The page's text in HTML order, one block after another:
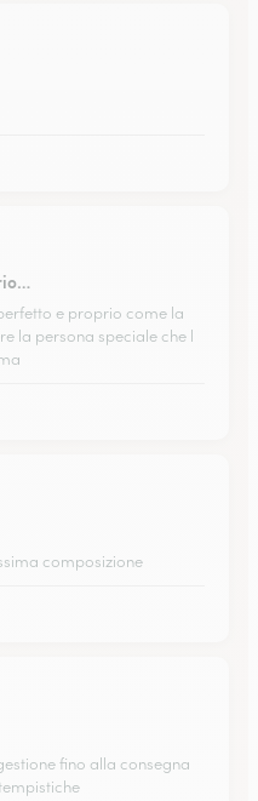
e proprio come la
la persona speciale che l
composizione
fino alla consegna